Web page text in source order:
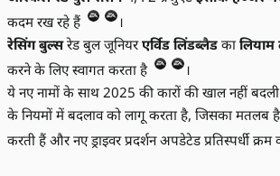
कदम रख रहे हैं
।
रेसिंग बुल्सरेड बुल जूनियरएर्विड लिंडब्लैड का लियाम
करने के लिए स्वागत करता है
।
ये नए नामों के साथ 2025 की कारों की खाल नहीं
के नियमों में बदलाव को लागू करता है, जिसका मतलब
करती हैं और नए ड्राइवर प्रदर्शन अपडेटेड प्रतिस्पर्धी क्रम